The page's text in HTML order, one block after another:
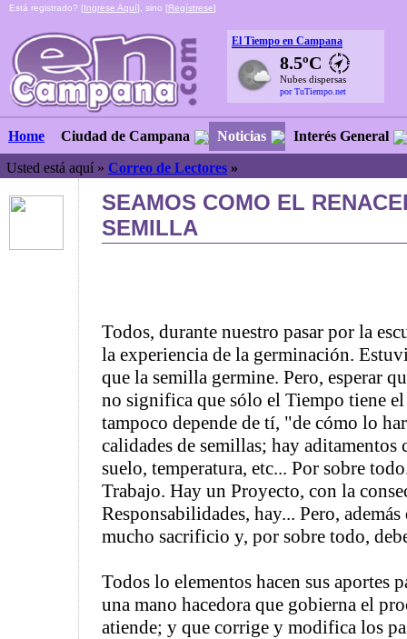
Está registrado? [Ingrese Aquí], sino [Regístrese]
El Tiempo en Campana
8.5ºC
Nubes dispersas
por TuTiempo.net
Home Ciudad de Campana Noticias Interés General
Usted está aquí » Correo de Lectores »
SEAMOS COMO EL
SEMILLA
Todos, durante nuestro pasar por la
la experiencia de la germinación.
que la semilla germine. Pero, esperar
no significa que sólo el Tiempo tiene
tampoco depende de tí, "de cómo lo
calidades de semillas; hay aditamentos
suelo, temperatura, etc... Por sobre
Trabajo. Hay un Proyecto, con la
Responsabilidades, hay... Pero,
mucho sacrificio y, por sobre todo,
Todos lo elementos hacen sus aportes
una mano hacedora que gobierna el
atiende; y que corrige y modifica los